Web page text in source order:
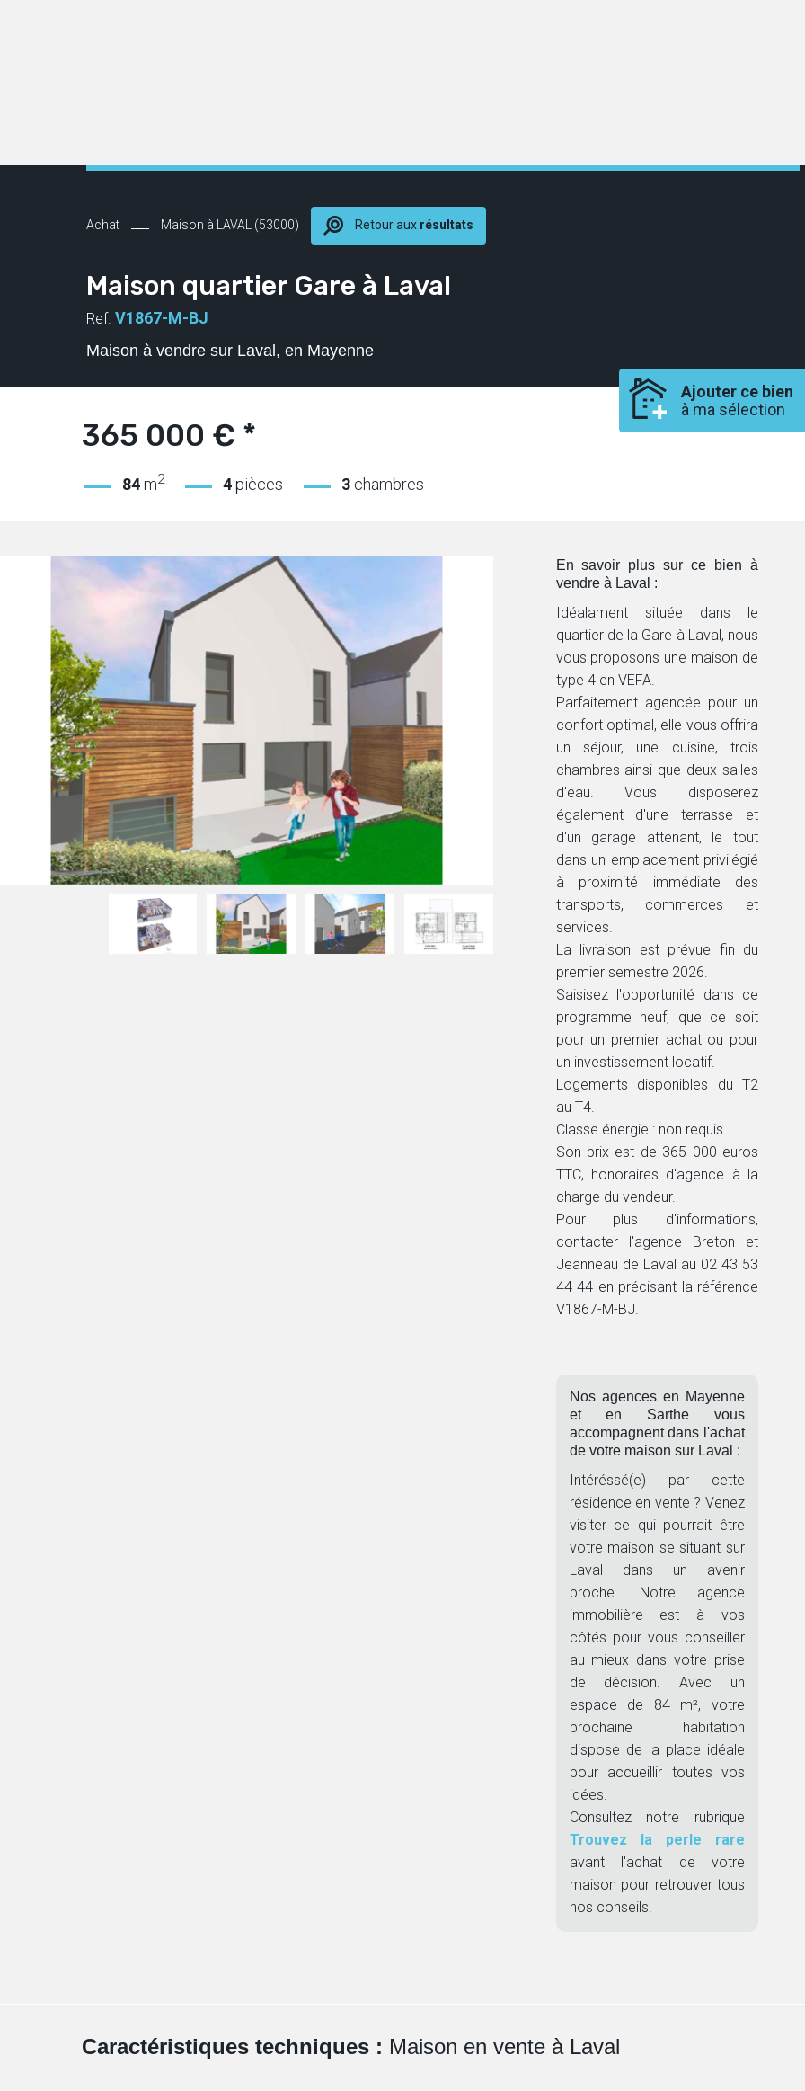
Achat Maison à LAVAL (53000) Retour aux résultats
Maison quartier Gare à Laval
Ref. V1867-M-BJ
Maison à vendre sur Laval, en Mayenne
365 000 € *
84m2 4pièces 3 chambres
Ajouter ce bien
à ma sélection
En savoir plus sur ce bien à
vendre à Laval :
Idéalament située dans le
quartier de la Gare à Laval, nous
vous proposons une maison de
type 4 en VEFA.
Parfaitement agencée pour un
confort optimal, elle vous offrira
un séjour, une cuisine, trois
chambres ainsi que deux salles
d'eau. Vous disposerez
également d'une terrasse et
d'un garage attenant, le tout
dans un emplacement privilégié
à proximité immédiate des
transports, commerces et
services.
La livraison est prévue fin du
premier semestre 2026.
Saisisez l'opportunité dans ce
programme neuf, que ce soit
pour un premier achat ou pour
un investissement locatif.
Logements disponibles du T2
au T4.
Classe énergie : non requis.
Son prix est de 365 000 euros
TTC, honoraires d'agence à la
charge du vendeur.
Pour plus d'informations,
contacter l'agence Breton et
Jeanneau de Laval au 02 43 53
44 44 en précisant la référence
V1867-M-BJ.
Nos agences en Mayenne
et en Sarthe vous
accompagnent dans l'achat
de votre maison sur Laval :
Intéréssé(e) par cette
résidence en vente ? Venez
visiter ce qui pourrait être
votre maison se situant sur
Laval dans un avenir
proche. Notre agence
immobilière est à vos
côtés pour vous conseiller
au mieux dans votre prise
de décision. Avec un
espace de 84 m², votre
prochaine habitation
dispose de la place idéale
pour accueillir toutes vos
idées.
Consultez notre rubrique
Trouvez la perle rare
avant l'achat de votre
maison pour retrouver tous
nos conseils.
Caractéristiques techniques : Maison en vente à Laval